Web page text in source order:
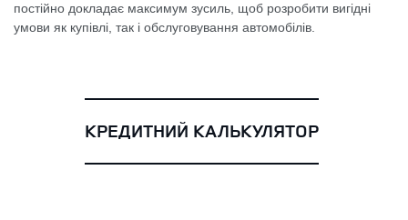
постійно докладає максимум зусиль, щоб розробити вигідні
умови як купівлі, так і обслуговування автомобілів.
КРЕДИТНИЙ КАЛЬКУЛЯТОР